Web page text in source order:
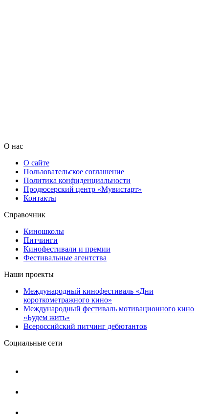
О нас
О сайте
Пользовательское соглашение
Политика конфиденциальности
Продюсерский центр «Мувистарт»
Контакты
Справочник
Киношколы
Питчинги
Кинофестивали и премии
Фестивальные агентства
Наши проекты
Международный кинофестиваль «Дни
короткометражного кино»
Международный фестиваль мотивационного кино
«Будем жить»
Всероссийский питчинг дебютантов
Социальные сети